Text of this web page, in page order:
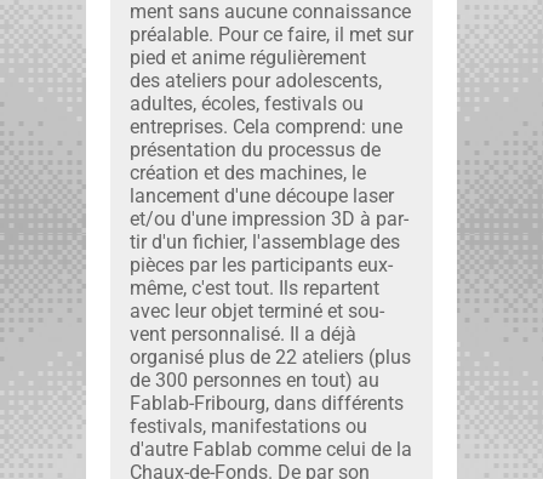
ment sans aucune con­nais­sance
préal­able. Pour ce faire, il met sur
pied et ani­me régulière­ment
des ate­liers pour ado­les­cents,
adultes, écoles, fes­ti­vals ou
entre­pris­es. Cela com­prend: une
présen­ta­tion du proces­sus de
créa­tion et des machines, le
lance­ment d'une découpe laser
et/ou d'une impres­sion 3D à par­
tir d'un fichi­er, l'assemblage des
pièces par les par­tic­i­pants eux-
même, c'est tout. Ils repar­tent
avec leur objet ter­miné et sou­
vent per­son­nal­isé. Il a déjà
organ­isé plus de 22 ate­liers (plus
de 300 per­son­nes en tout) au
Fablab-Fri­bourg, dans dif­férents
fes­ti­vals, man­i­fes­ta­tions ou
d'autre Fablab comme celui de la
Chaux-de-Fonds. De par son